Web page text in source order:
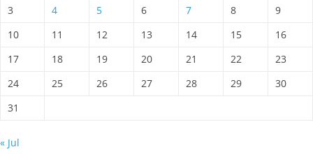
3
4 5 6 7 8
9
10
11 12 13 14 15
16
17
18 19 20 21 22
23
24
25 26 27 28 29
30
31
« Jul